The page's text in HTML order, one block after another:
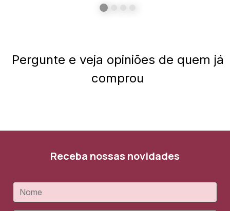
Pergunte e veja opiniões de quem já
comprou
Receba nossas novidades